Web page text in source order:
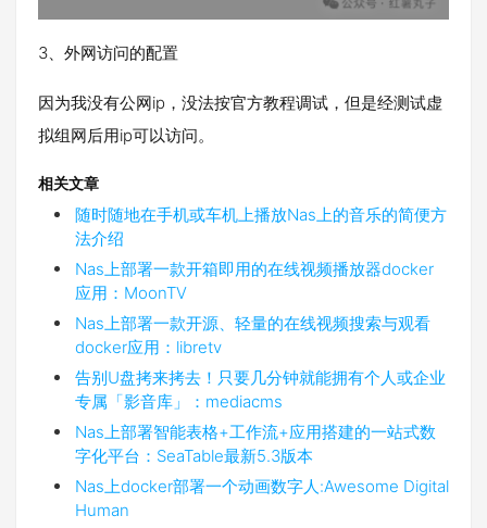
3、外网访问的配置
因为我没有公网ip，没法按官方教程调试，但是经测试虚
拟组网后用ip可以访问。
相关文章
随时随地在手机或车机上播放Nas上的音乐的简便方
法介绍
Nas上部署一款开箱即用的在线视频播放器docker
应用：MoonTV
Nas上部署一款开源、轻量的在线视频搜索与观看
docker应用：libretv
告别U盘拷来拷去！只要几分钟就能拥有个人或企业
专属「影音库」：mediacms
Nas上部署智能表格+工作流+应用搭建的一站式数
字化平台：SeaTable最新5.3版本
Nas上docker部署一个动画数字人:Awesome Digital
Human